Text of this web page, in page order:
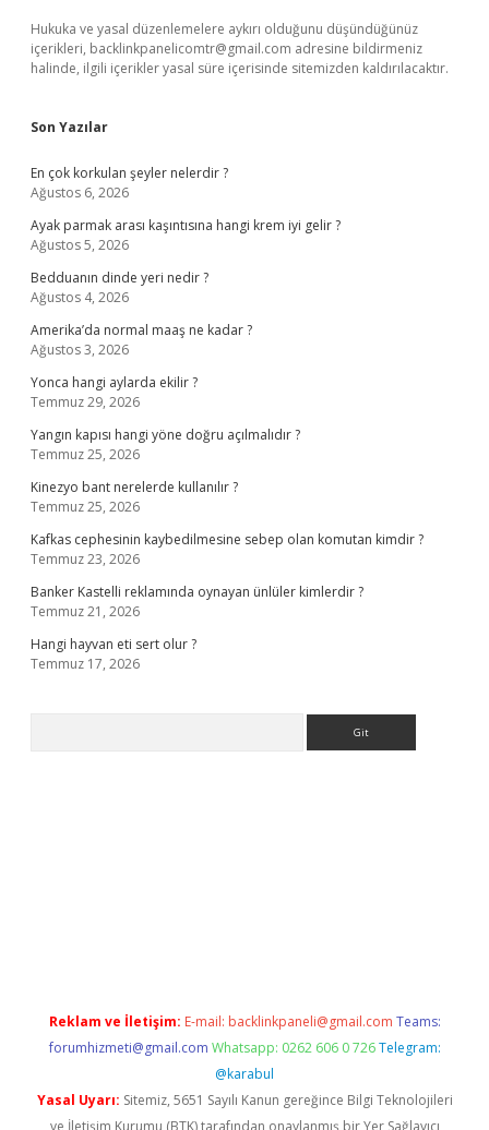
Hukuka ve yasal düzenlemelere aykırı olduğunu düşündüğünüz
içerikleri, backlinkpanelicomtr@gmail.com adresine bildirmeniz
halinde, ilgili içerikler yasal süre içerisinde sitemizden kaldırılacaktır.
Son Yazılar
En çok korkulan şeyler nelerdir ?
Ağustos 6, 2026
Ayak parmak arası kaşıntısına hangi krem iyi gelir ?
Ağustos 5, 2026
Bedduanın dinde yeri nedir ?
Ağustos 4, 2026
Amerika’da normal maaş ne kadar ?
Ağustos 3, 2026
Yonca hangi aylarda ekilir ?
Temmuz 29, 2026
Yangın kapısı hangi yöne doğru açılmalıdır ?
Temmuz 25, 2026
Kinezyo bant nerelerde kullanılır ?
Temmuz 25, 2026
Kafkas cephesinin kaybedilmesine sebep olan komutan kimdir ?
Temmuz 23, 2026
Banker Kastelli reklamında oynayan ünlüler kimlerdir ?
Temmuz 21, 2026
Hangi hayvan eti sert olur ?
Temmuz 17, 2026
Reklam ve İletişim: E-mail: backlinkpaneli@gmail.com Teams:
forumhizmeti@gmail.com Whatsapp: 0262 606 0 726 Telegram:
@karabul
Yasal Uyarı: Sitemiz, 5651 Sayılı Kanun gereğince Bilgi Teknolojileri
ve İletişim Kurumu (BTK) tarafından onaylanmış bir Yer Sağlayıcı